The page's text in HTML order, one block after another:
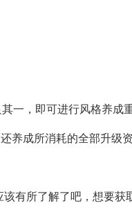
一，即可进行风格养成重
养成所消耗的全部升级资
有所了解了吧，想要获